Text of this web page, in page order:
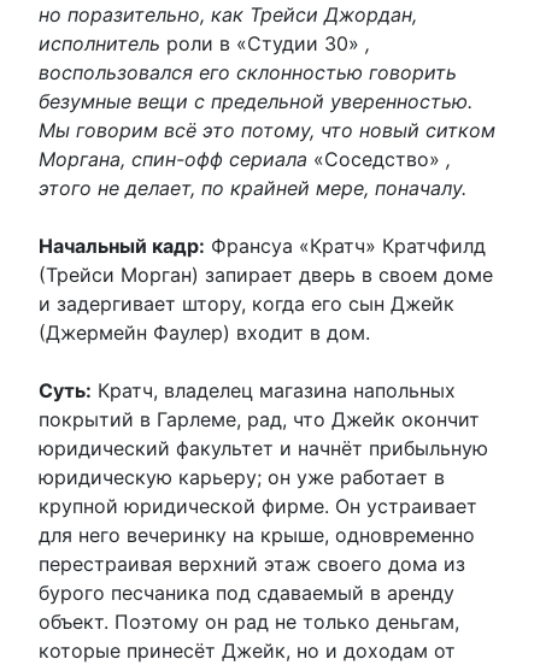
но поразительно, как Трейси Джордан,
исполнитель роли в «Студии 30» ,
воспользовался его склонностью говорить
безумные вещи с предельной уверенностью.
Мы говорим всё это потому, что новый ситком
Моргана, спин-офф сериала «Соседство» ,
этого не делает, по крайней мере, поначалу.
Начальный кадр: Франсуа «Кратч» Кратчфилд
(Трейси Морган) запирает дверь в своем доме
и задергивает штору, когда его сын Джейк
(Джермейн Фаулер) входит в дом.
Суть: Кратч, владелец магазина напольных
покрытий в Гарлеме, рад, что Джейк окончит
юридический факультет и начнёт прибыльную
юридическую карьеру; он уже работает в
крупной юридической фирме. Он устраивает
для него вечеринку на крыше, одновременно
перестраивая верхний этаж своего дома из
бурого песчаника под сдаваемый в аренду
объект. Поэтому он рад не только деньгам,
которые принесёт Джейк, но и доходам от